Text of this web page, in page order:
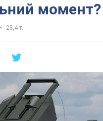
момент?
28,4 т.